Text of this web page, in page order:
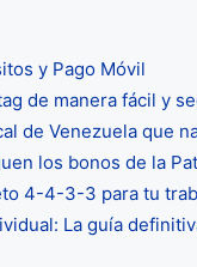
y Pago Móvil
de manera fácil y
de Venezuela que
los bonos de la
4-4-3-3 para tu
La guía